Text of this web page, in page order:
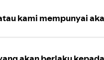
kami mempunyai